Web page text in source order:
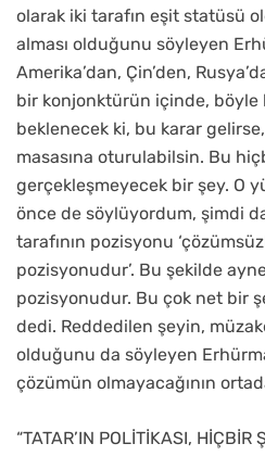
olarak iki tarafın eşit statüsü
alması olduğunu söyleyen
Amerika’dan, Çin’den,
bir konjonktürün içinde, böyle
beklenecek ki, bu karar
masasına oturulabilsin. Bu
gerçekleşmeyecek bir şey. O
önce de söylüyordum, şimdi
tarafının pozisyonu
pozisyonudur’. Bu şekilde
pozisyonudur. Bu çok net bir
dedi. Reddedilen şeyin,
olduğunu da söyleyen
çözümün olmayacağının
“TATAR’IN POLİTİKASI,